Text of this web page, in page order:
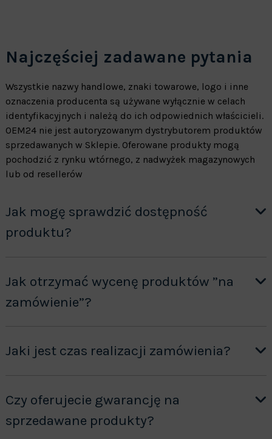
Najczęściej zadawane pytania
Wszystkie nazwy handlowe, znaki towarowe, logo i inne
oznaczenia producenta są używane wyłącznie w celach
identyfikacyjnych i należą do ich odpowiednich właścicieli.
OEM24 nie jest autoryzowanym dystrybutorem produktów
sprzedawanych w Sklepie. Oferowane produkty mogą
pochodzić z rynku wtórnego, z nadwyżek magazynowych
lub od resellerów
Jak mogę sprawdzić dostępność
produktu?
Jak otrzymać wycenę produktów ”na
zamówienie”?
Jaki jest czas realizacji zamówienia?
Czy oferujecie gwarancję na
sprzedawane produkty?